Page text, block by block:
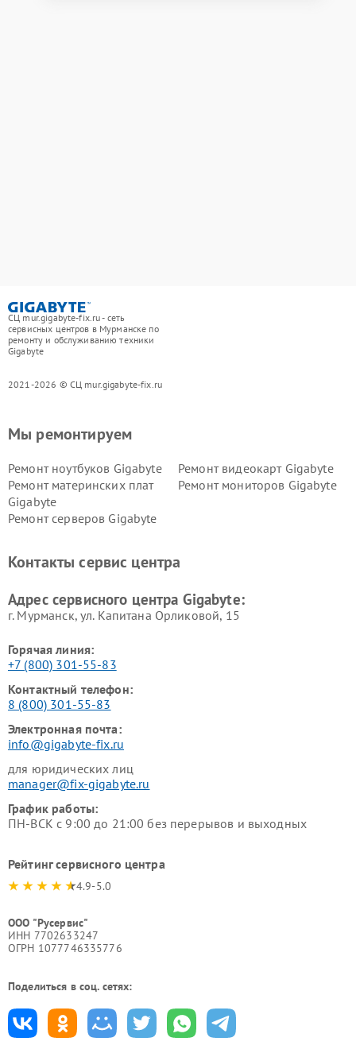
СЦ mur.gigabyte-fix.ru - сеть
сервисных центров в Мурманске по
ремонту и обслуживанию техники
Gigabyte
2021-2026 © СЦ mur.gigabyte-fix.ru
Мы ремонтируем
Ремонт ноутбуков Gigabyte
Ремонт видеокарт Gigabyte
Ремонт материнских плат
Gigabyte
Ремонт мониторов Gigabyte
Ремонт серверов Gigabyte
Контакты сервис центра
Адрес сервисного центра Gigabyte:
г. Мурманск, ул. Капитана Орликовой, 15
Горячая линия:
+7 (800) 301-55-83
Контактный телефон:
8 (800) 301-55-83
Электронная почта:
info@gigabyte-fix.ru
для юридических лиц
manager@fix-gigabyte.ru
График работы:
ПН-ВСК с 9:00 до 21:00 без перерывов и выходных
Рейтинг сервисного центра
4.9-5.0
ООО "Русервис"
ИНН 7702633247
ОГРН 1077746335776
Поделиться в соц. сетях: